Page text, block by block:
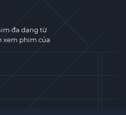
đa dạng từ
xem phim của